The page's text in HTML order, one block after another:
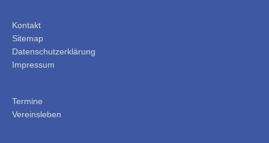
Kontakt
Sitemap
Datenschutzerklärung
Impressum
Termine
Vereinsleben